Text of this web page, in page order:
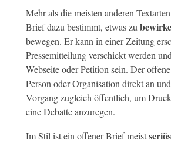
Mehr als die meisten anderen
Brief dazu bestimmt, etwas zu
bewegen. Er kann in einer Zeitung
Pressemitteilung verschickt werden
Webseite oder Petition sein. Der
Person oder Organisation direkt an
Vorgang zugleich öffentlich, um
eine Debatte anzuregen.
Im Stil ist ein offener Brief meist